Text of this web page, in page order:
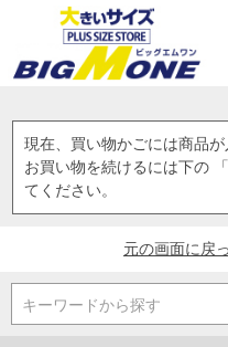
現在、買い物かごには商品が
お買い物を続けるには下の
てください。
元の画面に戻
キーワードから探す